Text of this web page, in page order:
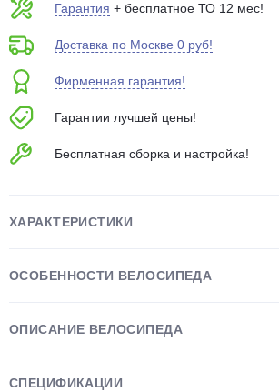
Гарантия + бесплатное ТО 12 мес!
Доставка по Москве 0 руб!
Фирменная гарантия!
Гарантии лучшей цены!
Бесплатная сборка и настройка!
ХАРАКТЕРИСТИКИ
ОСОБЕННОСТИ ВЕЛОСИПЕДА
ОПИСАНИЕ ВЕЛОСИПЕДА
СПЕЦИФИКАЦИИ
Подробнее
Остались вопросы?